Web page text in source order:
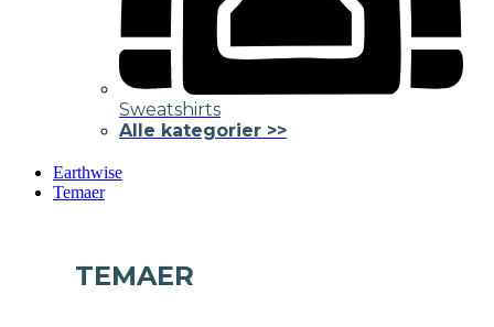
Sweatshirts
Alle kategorier >>
Earthwise
Temaer
TEMAER